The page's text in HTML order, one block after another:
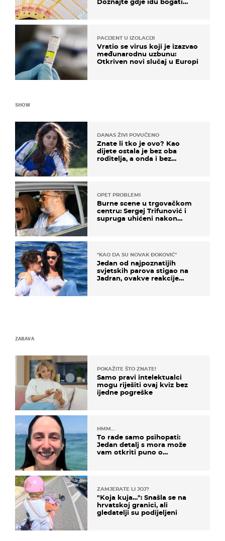
PACIJENT U IZOLACIJI
Vratio se virus koji je izazvao
međunarodnu uzbunu:
Otkriven novi slučaj u Europi
SHOW
DANAS ŽIVI POVUČENO
Znate li tko je ovo? Kao
dijete ostala je bez oba
roditelja, a onda i bez
OPET PROBLEMI
Burne scene u trgovačkom
centru: Sergej Trifunović i
supruga uhićeni nakon
"KAO DA SU NOVAK ĐOKOVIĆ"
Jedan od najpoznatijih
svjetskih parova stigao na
Jadran, ovakve reakcije
ZABAVA
POKAŽITE ŠTO ZNATE!
Samo pravi intelektualci
mogu riješiti ovaj kviz bez
ijedne pogreške
HMM…
To rade samo psihopati:
Jedan detalj s mora može
vam otkriti puno o
ZAMJERATE LI JOJ?
"Koja kuja…": Snašla se na
hrvatskoj granici, ali
gledatelji su podijeljeni